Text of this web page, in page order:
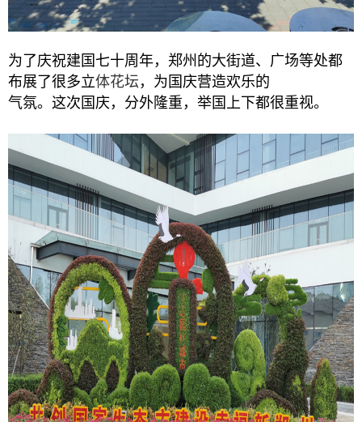
为了庆祝建国七十周年，郑州的大街道、广场等处都
布展了很多立体花坛 ，为国庆营造欢乐的
气氛。这次国庆，分外隆重，举国上下都很重视。